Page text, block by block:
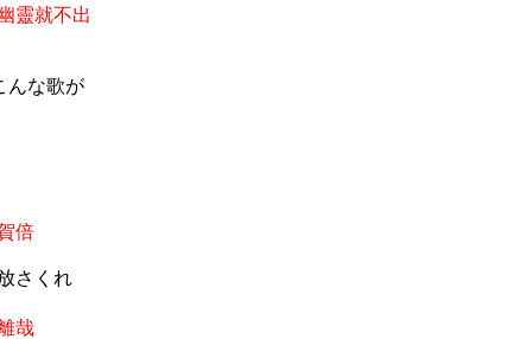
靈就不出
んな歌が
倍
さくれ
哉